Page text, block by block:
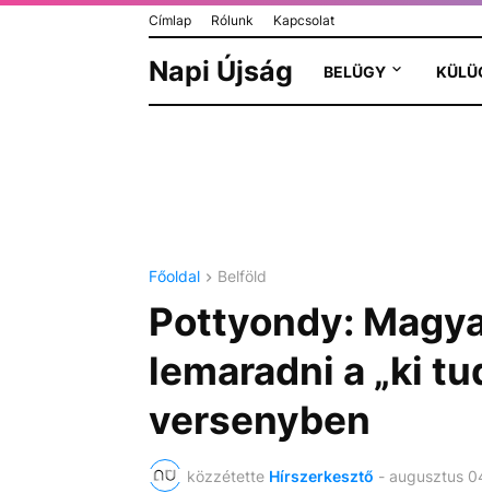
Címlap Rólunk Kapcsolat
Napi Újság BELÜGY
Főoldal Belföld
Pottyondy:
lemaradni a „ki
versenyben
közzétette Hírszerkesztő - augusztus